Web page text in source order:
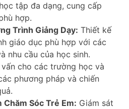
tập đa dạng, cung cấp
hợp.
Trình Giảng Dạy: Thiết kế
giáo dục phù hợp với các
nhu cầu của học sinh.
vấn cho các trường học và
phương pháp và chiến
Sóc Trẻ Em: Giám sát